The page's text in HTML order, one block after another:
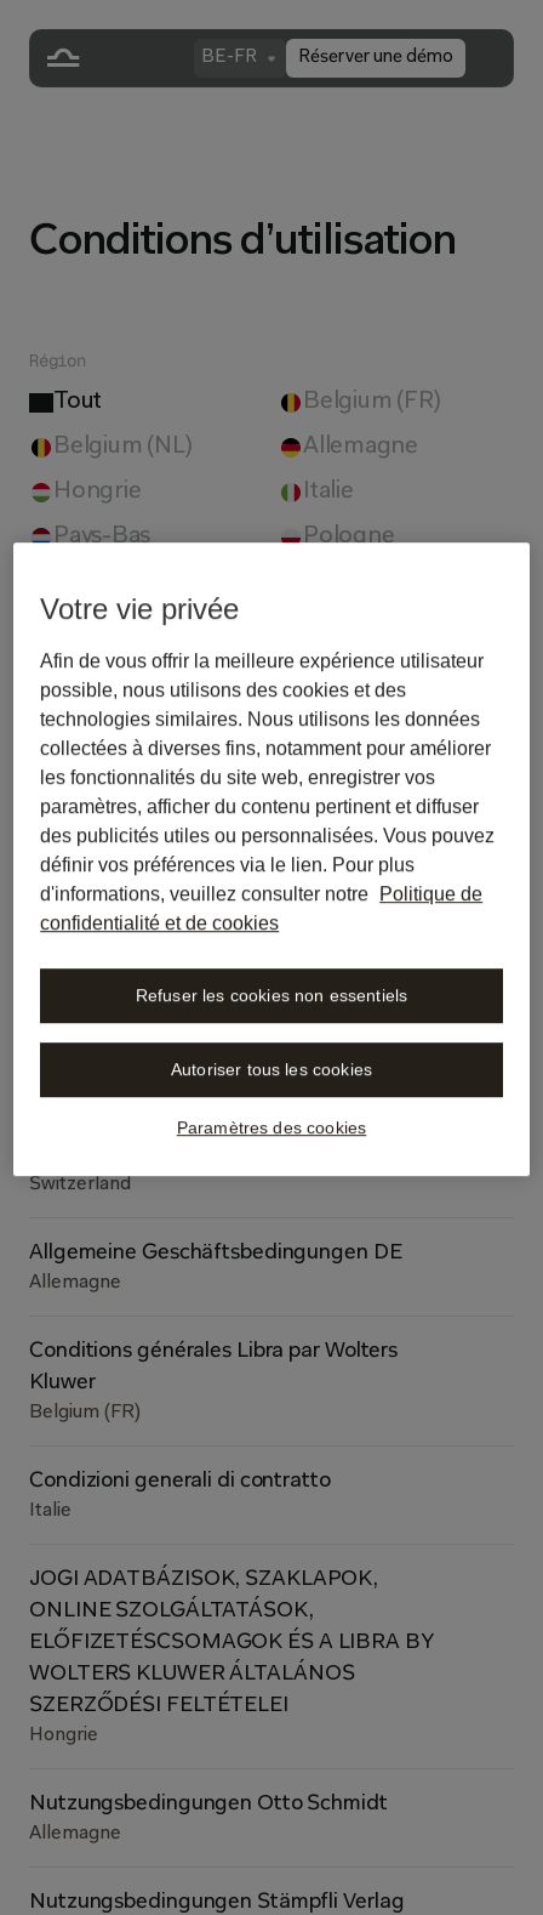
Réserver une démo
BE-FR
Conditions d’utilisation
Région
Tout
Belgium (FR)
Belgium (NL)
Allemagne
Hongrie
Italie
Pays-Bas
Pologne
Slovaquie
Switzerland
Accordo sul Trattamento dei Dati (DPA)
Italie
Algemene voorwaarden Libra door Wolters
Kluwer
Belgium (NL)
Algemene Voorwaarden Libra door Wolters
Kluwer
Allgemeine Geschäftsbedingungen AT
Switzerland
Allgemeine Geschäftsbedingungen DE
Allemagne
Conditions générales Libra par Wolters
Kluwer
Belgium (FR)
Condizioni generali di contratto
Italie
JOGI ADATBÁZISOK, SZAKLAPOK,
ONLINE SZOLGÁLTATÁSOK,
ELŐFIZETÉSCSOMAGOK ÉS A LIBRA BY
WOLTERS KLUWER ÁLTALÁNOS
SZERZŐDÉSI FELTÉTELEI
Hongrie
Nutzungsbedingungen Otto Schmidt
Allemagne
Nutzungsbedingungen Stämpfli Verlag
Votre vie privée
Afin de vous offrir la meilleure expérience utilisateur
possible, nous utilisons des cookies et des
technologies similaires. Nous utilisons les données
collectées à diverses fins, notamment pour améliorer
les fonctionnalités du site web, enregistrer vos
paramètres, afficher du contenu pertinent et diffuser
des publicités utiles ou personnalisées. Vous pouvez
définir vos préférences via le lien. Pour plus
d'informations, veuillez consulter notre Politique de
confidentialité et de cookies
Paramètres des cookies
Refuser les cookies non essentiels
Autoriser tous les cookies